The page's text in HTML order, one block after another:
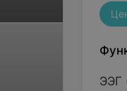
ЭЭГ